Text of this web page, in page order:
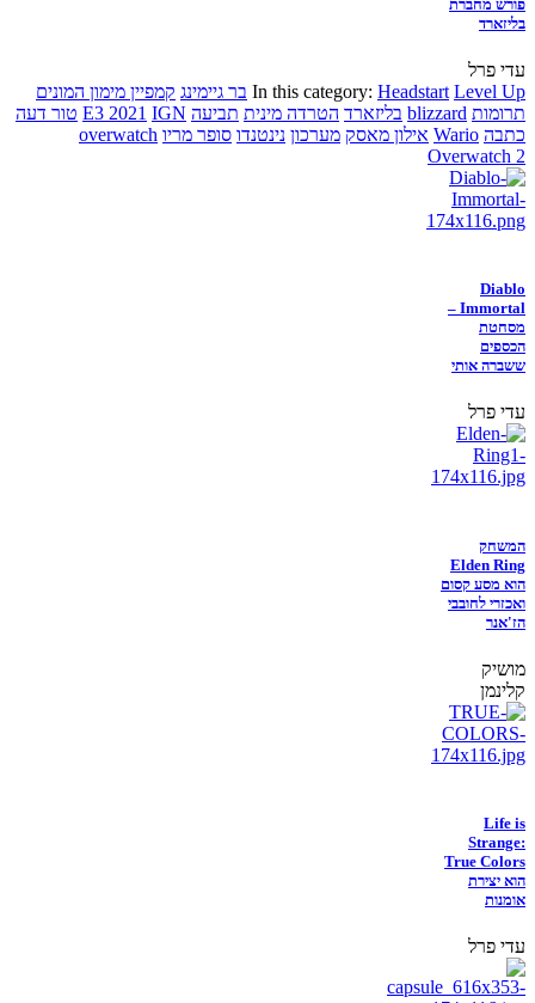
פורש מחברת
בליזארד
עדי פרל
In this category: Headstart Level Up בר גיימינג קמפיין מימון המונים
תרומות blizzard בליזארד הטרדה מינית תביעה E3 2021 IGN
טור דעה
כתבה Wario אילון מאסק מערכון נינטנדו סופר מריו overwatch
Overwatch 2
Diablo
Immortal –
מסחטת
הכספים
ששברה אותי
עדי פרל
המשחק
Elden Ring
הוא מסע קסום
ואכזרי לחובבי
הז'אנר
מושיק
קלינמן
Life is
Strange:
True Colors
הוא יצירת
אומנות
עדי פרל